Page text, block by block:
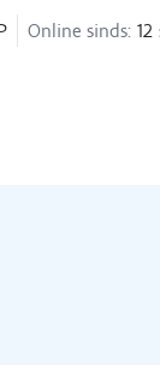
Online sinds: 12